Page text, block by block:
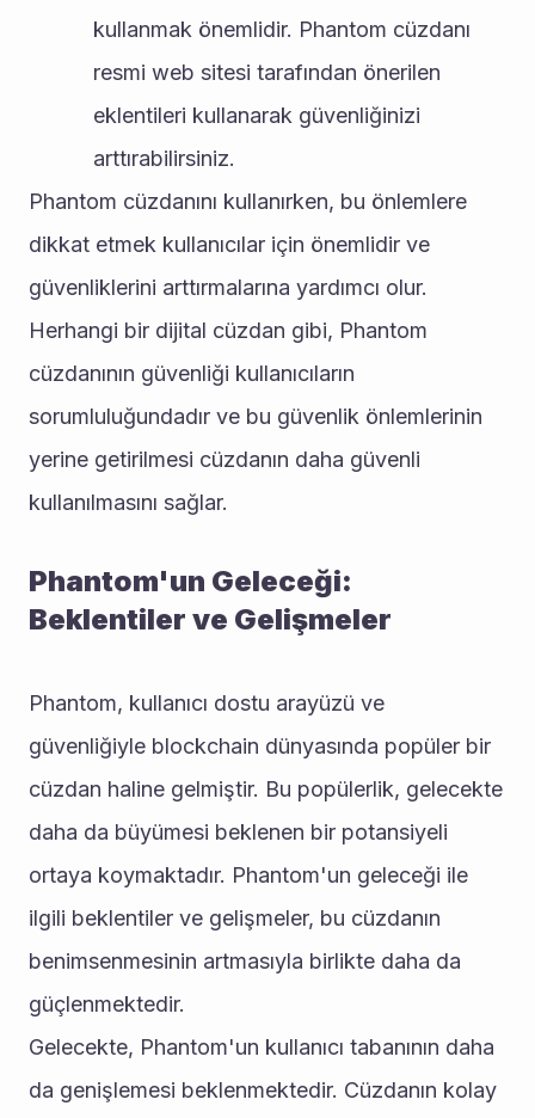
kullanmak önemlidir. Phantom cüzdanı
resmi web sitesi tarafından önerilen
eklentileri kullanarak güvenliğinizi
arttırabilirsiniz.
Phantom cüzdanını kullanırken, bu önlemlere
dikkat etmek kullanıcılar için önemlidir ve
güvenliklerini arttırmalarına yardımcı olur.
Herhangi bir dijital cüzdan gibi, Phantom
cüzdanının güvenliği kullanıcıların
sorumluluğundadır ve bu güvenlik önlemlerinin
yerine getirilmesi cüzdanın daha güvenli
kullanılmasını sağlar.
Phantom'un Geleceği:
Beklentiler ve Gelişmeler
Phantom, kullanıcı dostu arayüzü ve
güvenliğiyle blockchain dünyasında popüler bir
cüzdan haline gelmiştir. Bu popülerlik, gelecekte
daha da büyümesi beklenen bir potansiyeli
ortaya koymaktadır. Phantom'un geleceği ile
ilgili beklentiler ve gelişmeler, bu cüzdanın
benimsenmesinin artmasıyla birlikte daha da
güçlenmektedir.
Gelecekte, Phantom'un kullanıcı tabanının daha
da genişlemesi beklenmektedir. Cüzdanın kolay